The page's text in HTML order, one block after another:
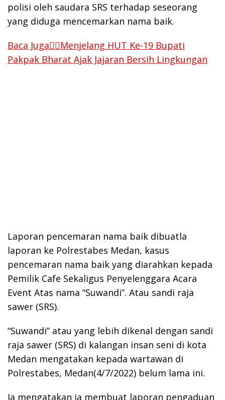
polisi oleh saudara SRS terhadap seseorang
yang diduga mencemarkan nama baik.
Baca Juga👉🏻Menjelang HUT Ke-19 Bupati
Pakpak Bharat Ajak Jajaran Bersih Lingkungan
Laporan pencemaran nama baik dibuatla
laporan ke Polrestabes Medan, kasus
pencemaran nama baik yang diarahkan kepada
Pemilik Cafe Sekaligus Penyelenggara Acara
Event Atas nama “Suwandi”. Atau sandi raja
sawer (SRS).
“Suwandi” atau yang lebih dikenal dengan sandi
raja sawer (SRS) di kalangan insan seni di kota
Medan mengatakan kepada wartawan di
Polrestabes, Medan(4/7/2022) belum lama ini.
Ia mengatakan ia membuat laporan pengaduan